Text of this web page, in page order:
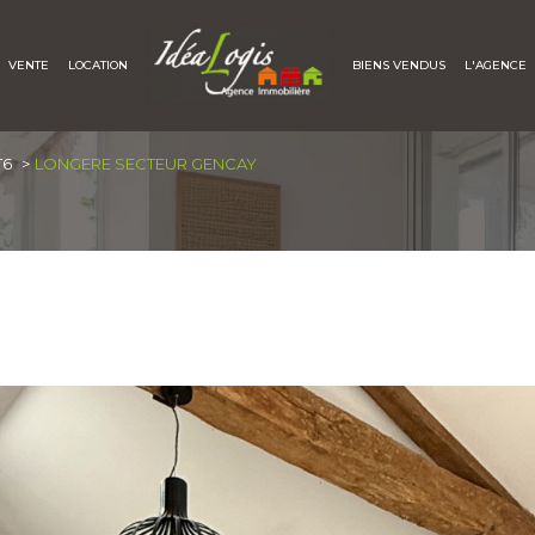
VENTE LOCATION BIENS VENDUS L'AGENCE
Voir les1annonces
LONGERE SECTEUR GENCAY